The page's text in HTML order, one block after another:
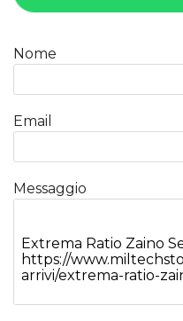
Nome
Email
Messaggio